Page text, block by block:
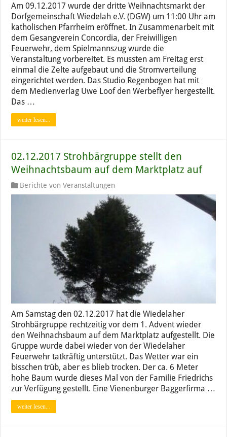
Am 09.12.2017 wurde der dritte Weihnachtsmarkt der
Dorfgemeinschaft Wiedelah e.V. (DGW) um 11:00 Uhr am
katholischen Pfarrheim eröffnet. In Zusammenarbeit mit
dem Gesangverein Concordia, der Freiwilligen
Feuerwehr, dem Spielmannszug wurde die
Veranstaltung vorbereitet. Es mussten am Freitag erst
einmal die Zelte aufgebaut und die Stromverteilung
eingerichtet werden. Das Studio Regenbogen hat mit
dem Medienverlag Uwe Loof den Werbeflyer hergestellt.
Das …
weiter lesen...
02.12.2017 Strohbärgruppe stellt den
Weihnachtsbaum auf dem Marktplatz auf
Berichte von Veranstaltungen
Am Samstag den 02.12.2017 hat die Wiedelaher
Strohbärgruppe rechtzeitig vor dem 1. Advent wieder
den Weihnachsbaum auf dem Marktplatz aufgestellt. Die
Gruppe wurde dabei wieder von der Wiedelaher
Feuerwehr tatkräftig unterstützt. Das Wetter war ein
bisschen trüb, aber es blieb trocken. Der ca. 6 Meter
hohe Baum wurde dieses Mal von der Familie Friedrichs
zur Verfügung gestellt. Eine Vienenburger Baggerfirma …
weiter lesen...